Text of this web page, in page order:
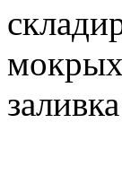
мокрых